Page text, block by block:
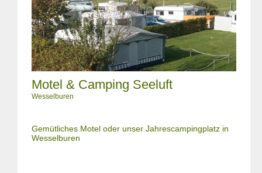
Motel & Camping Seeluft
Wesselburen
Gemütliches Motel oder unser Jahrescampingplatz in
Wesselburen